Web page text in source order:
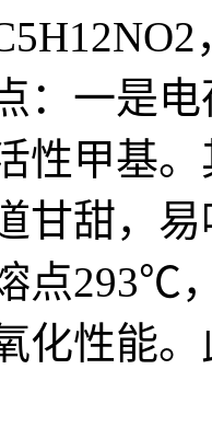
：一是
性甲基
甘甜，
点293℃
化性能